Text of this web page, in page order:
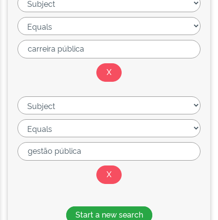
Start a new search